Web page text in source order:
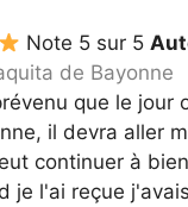
Note 5 sur 5
de Bayonne
que le jour
il devra aller
continuer à
je l'ai reçue